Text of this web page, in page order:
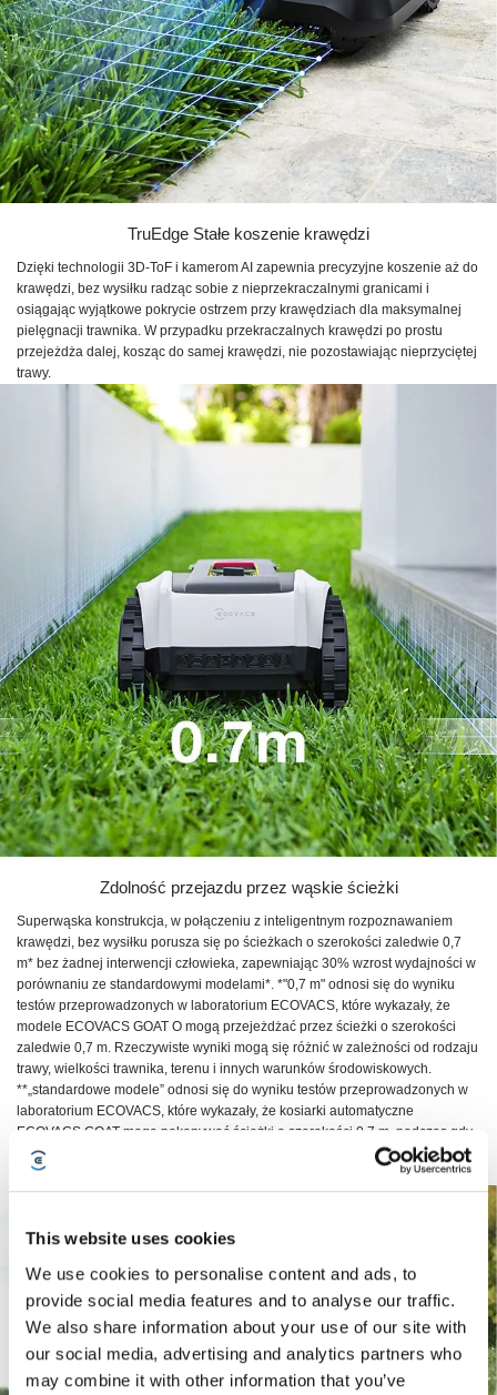
This website uses cookies
We use cookies to personalise content and ads, to
provide social media features and to analyse our traffic.
We also share information about your use of our site with
our social media, advertising and analytics partners who
may combine it with other information that you’ve
TruEdge Stałe koszenie krawędzi
Dzięki technologii 3D-ToF i kamerom AI zapewnia precyzyjne koszenie aż do
krawędzi, bez wysiłku radząc sobie z nieprzekraczalnymi granicami i
osiągając wyjątkowe pokrycie ostrzem przy krawędziach dla maksymalnej
pielęgnacji trawnika. W przypadku przekraczalnych krawędzi po prostu
przejeżdża dalej, kosząc do samej krawędzi, nie pozostawiając nieprzyciętej
trawy.
Zdolność przejazdu przez wąskie ścieżki
Superwąska konstrukcja, w połączeniu z inteligentnym rozpoznawaniem
krawędzi, bez wysiłku porusza się po ścieżkach o szerokości zaledwie 0,7
m* bez żadnej interwencji człowieka, zapewniając 30% wzrost wydajności w
porównaniu ze standardowymi modelami*. *"0,7 m" odnosi się do wyniku
testów przeprowadzonych w laboratorium ECOVACS, które wykazały, że
modele ECOVACS GOAT O mogą przejeżdżać przez ścieżki o szerokości
zaledwie 0,7 m. Rzeczywiste wyniki mogą się różnić w zależności od rodzaju
trawy, wielkości trawnika, terenu i innych warunków środowiskowych.
**„standardowe modele” odnosi się do wyniku testów przeprowadzonych w
laboratorium ECOVACS, które wykazały, że kosiarki automatyczne
ECOVACS GOAT mogą pokonywać ścieżki o szerokości 0,7 m, podczas gdy
konkurencyjne modele wybrane przez laboratorium ECOVACS mogą
przejeżdżać tylko przez ścieżki szersze niż 1 m.